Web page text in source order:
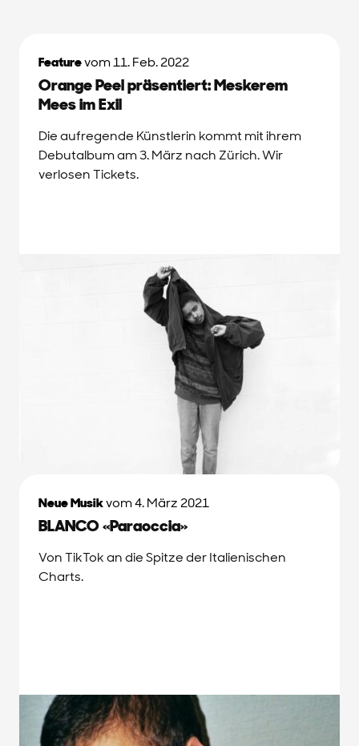
Featurevom 11. Feb. 2022
Orange Peel präsentiert: Meskerem
Mees im Exil
Die aufregende Künstlerin kommt mit ihrem
Debutalbum am 3. März nach Zürich. Wir
verlosen Tickets.
Neue Musikvom 4. März 2021
BLANCO «Paraoccia»
Von TikTok an die Spitze der Italienischen
Charts.